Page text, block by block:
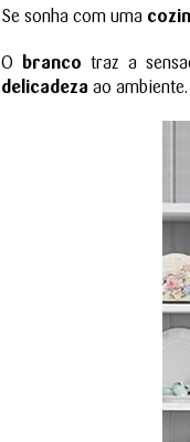
Se sonha com uma
O branco traz a
delicadeza ao ambiente.